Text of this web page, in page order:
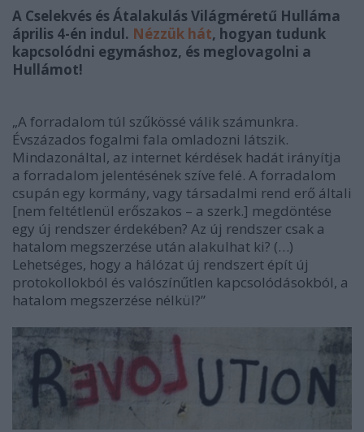
A Cselekvés és Átalakulás Világméretű Hulláma
április 4-én indul. Nézzük hát, hogyan tudunk
kapcsolódni egymáshoz, és meglovagolni a
Hullámot!
„A forradalom túl szűkössé válik számunkra.
Évszázados fogalmi fala omladozni látszik.
Mindazonáltal, az internet kérdések hadát irányítja
a forradalom jelentésének szíve felé. A forradalom
csupán egy kormány, vagy társadalmi rend erő általi
[nem feltétlenül erőszakos – a szerk.] megdöntése
egy új rendszer érdekében? Az új rendszer csak a
hatalom megszerzése után alakulhat ki? (…)
Lehetséges, hogy a hálózat új rendszert épít új
protokollokból és valószínűtlen kapcsolódásokból, a
hatalom megszerzése nélkül?”